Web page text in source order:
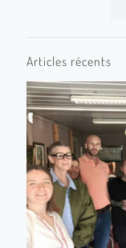
Articles récents